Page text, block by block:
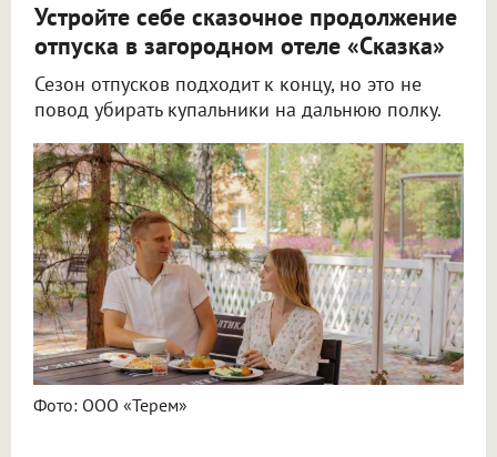
Устройте себе сказочное продолжение
отпуска в загородном отеле «Сказка»
Сезон отпусков подходит к концу, но это не
повод убирать купальники на дальнюю полку.
Фото: ООО «Терем»